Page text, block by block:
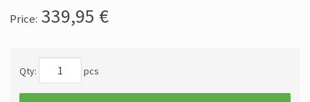
Price: 339,95 €
Qty: pcs